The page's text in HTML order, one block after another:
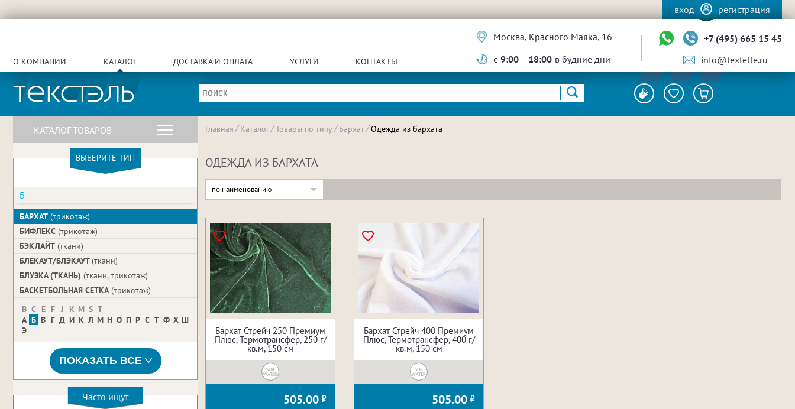
вход регистрация
О КОМПАНИИ КАТАЛОГ ДОСТАВКА И ОПЛАТА УСЛУГИ КОНТАКТЫ
Москва, Красного Маяка, 16
с 9:00 - 18:00 в будние дни
+7 (495) 665 15 45
info@textelle.ru
КАТАЛОГ ТОВАРОВ
ВЫБЕРИТЕ ТИП
Б
БАРХАТ (трикотаж)
БИФЛЕКС (трикотаж)
БЭКЛАЙТ (ткани)
БЛЕКАУТ/БЛЭКАУТ (ткани)
БЛУЗКА (ТКАНЬ) (ткани, трикотаж)
БАСКЕТБОЛЬНАЯ СЕТКА(трикотаж)
B C E F J K M S T
А Б В Г Д И К Л М Н О П Р С Т Ф Х Ш
Э
ПОКАЗАТЬ ВСЕ
Часто ищут
Главная Каталог Товары по типу Бархат Одежда из бархата
ОДЕЖДА ИЗ БАРХАТА
по наименованию
Бархат Стрейч 250 Премиум
Плюс, Термотрансфер, 250 г/
кв.м, 150 см
SUB
WATER
505.00
Бархат Стрейч 400 Премиум
Плюс, Термотрансфер, 400 г/
кв.м, 150 см
SUB
WATER
505.00